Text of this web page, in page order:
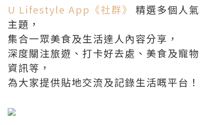
U Lifestyle App《社群》
精選多個人氣
主題，
集合一眾美食及生活達人內容分享，
深度關注旅遊、打卡好去處、美食及寵物
資訊等，
為大家提供貼地交流及記錄生活嘅平台！